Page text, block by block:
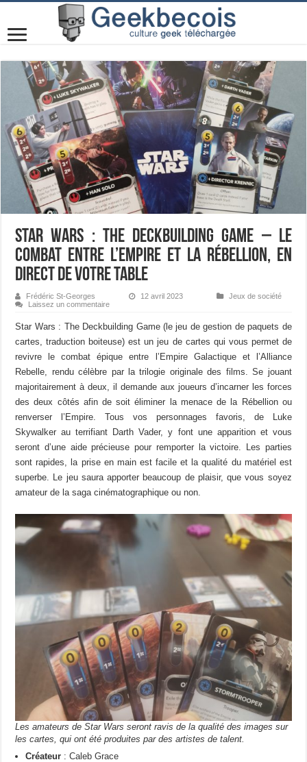
Star Wars : The Deckbuilding Game – Le
combat entre l’Empire et la Rébellion, en
direct de votre table
Frédéric St-Georges 12 avril 2023
Jeux de société
Laissez un commentaire
Star Wars : The Deckbuilding Game (le jeu de gestion de paquets de
cartes, traduction boiteuse) est un jeu de cartes qui vous permet de
revivre le combat épique entre l’Empire Galactique et l’Alliance
Rebelle, rendu célèbre par la trilogie originale des films. Se jouant
majoritairement à deux, il demande aux joueurs d’incarner les forces
des deux côtés afin de soit éliminer la menace de la Rébellion ou
renverser l’Empire. Tous vos personnages favoris, de Luke
Skywalker au terrifiant Darth Vader, y font une apparition et vous
seront d’une aide précieuse pour remporter la victoire. Les parties
sont rapides, la prise en main est facile et la qualité du matériel est
superbe. Le jeu saura apporter beaucoup de plaisir, que vous soyez
amateur de la saga cinématographique ou non.
Les amateurs de Star Wars seront ravis de la qualité des images sur
les cartes, qui ont été produites par des artistes de talent.
Créateur : Caleb Grace